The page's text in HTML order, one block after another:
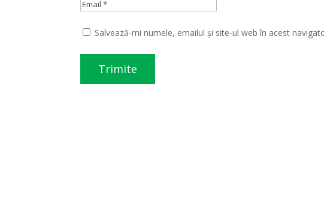
Salvează-mi numele, emailul și site-ul web în acest